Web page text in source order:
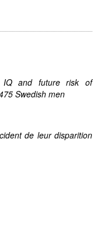
IQ and future risk of
Swedish men
de leur disparition